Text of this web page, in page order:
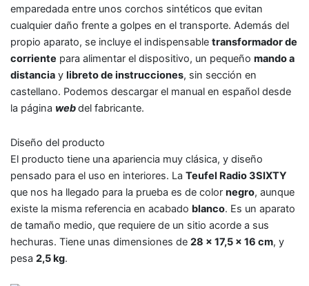
emparedada entre unos corchos sintéticos que evitan
cualquier daño frente a golpes en el transporte. Además del
propio aparato, se incluye el indispensable transformador de
corriente para alimentar el dispositivo, un pequeño mando a
distancia y libreto de instrucciones, sin sección en
castellano. Podemos descargar el manual en español desde
la página webdel fabricante.
Diseño del producto
El producto tiene una apariencia muy clásica, y diseño
pensado para el uso en interiores. La Teufel Radio 3SIXTY
que nos ha llegado para la prueba es de color negro, aunque
existe la misma referencia en acabado blanco. Es un aparato
de tamaño medio, que requiere de un sitio acorde a sus
hechuras. Tiene unas dimensiones de 28 x 17,5 x 16 cm, y
pesa 2,5 kg.